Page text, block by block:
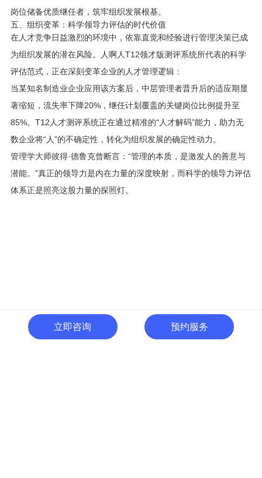
岗位储备优质继任者，筑牢组织发展根基。
五、组织变革：科学领导力评估的时代价值
在人才竞争日益激烈的环境中，依靠直觉和经验进行管理决策已成
为组织发展的潜在风险。人啊人T12领才版测评系统所代表的科学
评估范式，正在深刻变革企业的人才管理逻辑：
当某知名制造业企业应用该方案后，中层管理者晋升后的适应期显
著缩短，流失率下降20%，继任计划覆盖的关键岗位比例提升至
85%。T12人才测评系统正在通过精准的“人才解码”能力，助力无
数企业将“人”的不确定性，转化为组织发展的确定性动力。
管理学大师彼得·德鲁克曾断言：“管理的本质，是激发人的善意与
潜能。”真正的领导力是内在力量的深度映射，而科学的领导力评估
体系正是照亮这股力量的探照灯。
全国热线: 400-996-0801
立即咨询 预约服务